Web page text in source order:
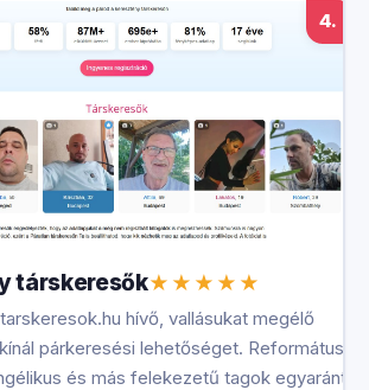
4.
társkeresők
hívő, vallásukat megélő
párkeresési lehetőséget. Református,
és más felekezetű tagok egyaránt